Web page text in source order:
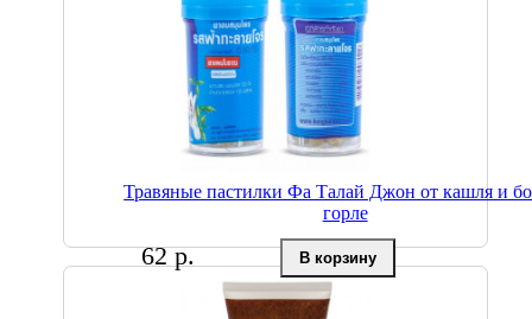
Травяные пастилки Фа Талай Джон от кашля и
горле
62 р.